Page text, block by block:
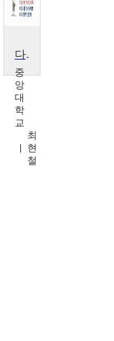
다빈치 명저 읽기
중
앙
대
학
교
최
현
철